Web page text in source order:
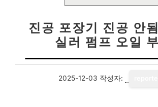
진공 포장기 진공 안
실러 펌프 오일
2025-12-03 작성자: